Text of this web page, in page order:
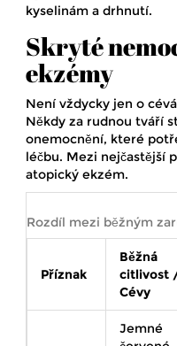
kyselinám a drhnutí.
Skryté
ekzémy
Není vždycky jen o
Někdy za rudnou tváří
onemocnění, které
léčbu. Mezi nejčastější
atopický ekzém.
Rozdíl mezi běžným
Příznak
Běžná
citlivost
Cévy
Jemné